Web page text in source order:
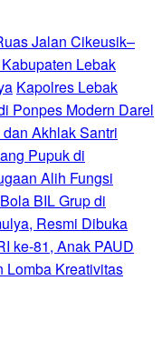
Jalan Cikeusik–
Lebak
Kapolres Lebak
Ponpes Modern Darel
Akhlak Santri
Pupuk di
Alih Fungsi
BIL Grup di
Resmi Dibuka
ke-81, Anak PAUD
Lomba Kreativitas